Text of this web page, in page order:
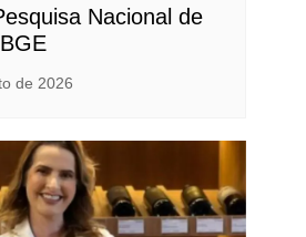
Nacional de
de 2026